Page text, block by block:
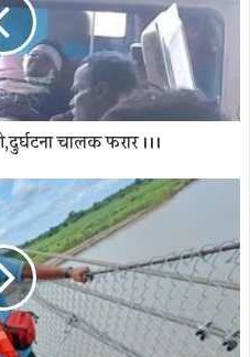
चालक फरार ।।।